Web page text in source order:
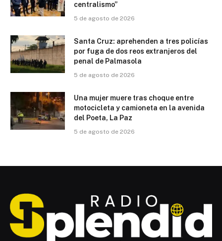
centralismo”
5 de agosto de 2026
Santa Cruz: aprehenden a tres policías
por fuga de dos reos extranjeros del
penal de Palmasola
5 de agosto de 2026
Una mujer muere tras choque entre
motocicleta y camioneta en la avenida
del Poeta, La Paz
5 de agosto de 2026